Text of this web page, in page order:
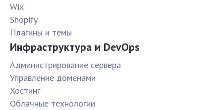
Wix
Shopify
Плагины и темы
Инфраструктура и DevOps
Администрирование сервера
Управление доменами
Хостинг
Облачные технологии